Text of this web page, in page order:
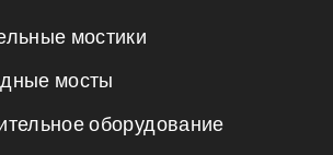
мостики
мосты
оборудование